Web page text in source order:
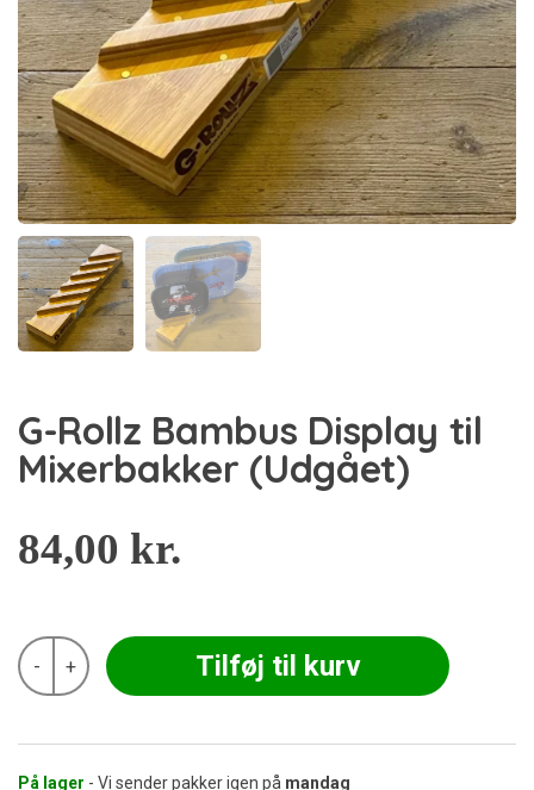
G-Rollz Bambus Display til
Mixerbakker (Udgået)
84,00 kr.
-
G-
Rollz
Bambus
(Udgået)
+ Tilføj til kurv
På lager - Vi sender pakker igen på mandag